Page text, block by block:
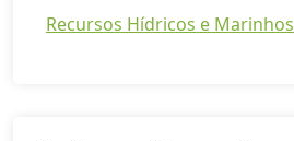
Recursos Hídricos e Marinhos